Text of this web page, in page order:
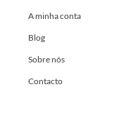
A minha conta
Blog
Sobre nós
Contacto